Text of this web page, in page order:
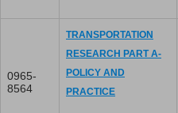
0965-
8564
TRANSPORTATION
RESEARCH PART A-
POLICY AND
PRACTICE